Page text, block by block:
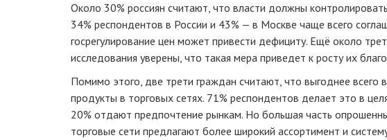
Около 30% россиян считают, что власти должны
34% респондентов в России и 43% — в Москве чаще всего
госрегулирование цен может привести дефициту. Ещё около
исследования уверены, что такая мера приведет к росту их
Помимо этого, две трети граждан считают, что выгоднее всего в
продукты в торговых сетях. 71% респондентов делает это в
20% отдают предпочтение рынкам. Но большая часть
торговые сети предлагают более широкий ассортимент и